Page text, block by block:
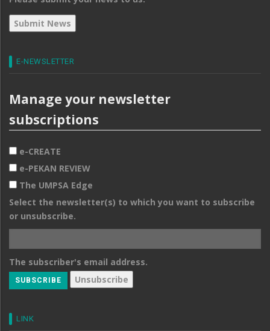
E-NEWSLETTER
Manage your newsletter
subscriptions
e-CREATE
e-PEKAN REVIEW
The UMPSA Edge
Select the newsletter(s) to which you want to subscribe
or unsubscribe.
The subscriber's email address.
LINK